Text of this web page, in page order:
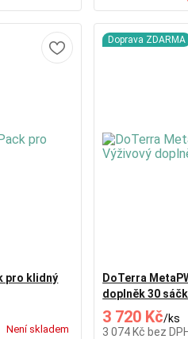
pro klidný
Není skladem
Doprava ZDARMA
DoTerra
doplněk 30
3 720 Kč/ks
3 074 Kčbez